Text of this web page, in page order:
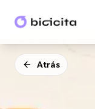
Atrás